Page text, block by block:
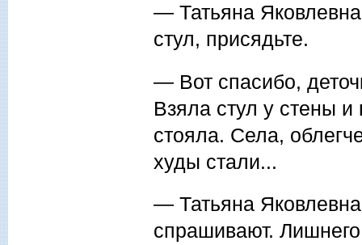
— Татьяна
стул, присядьте.
— Вот спасибо,
Взяла стул у стены и
стояла. Села,
худы стали...
— Татьяна
спрашивают.